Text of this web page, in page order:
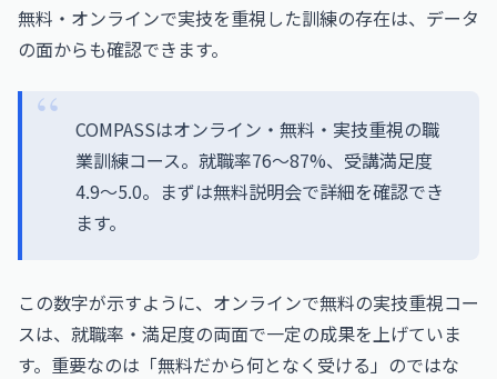
無料・オンラインで実技を重視した訓練の存在は、データ
の面からも確認できます。
COMPASSはオンライン・無料・実技重視の職
業訓練コース。就職率76〜87%、受講満足度
4.9〜5.0。まずは無料説明会で詳細を確認でき
ます。
この数字が示すように、オンラインで無料の実技重視コー
スは、就職率・満足度の両面で一定の成果を上げていま
す。重要なのは「無料だから何となく受ける」のではな